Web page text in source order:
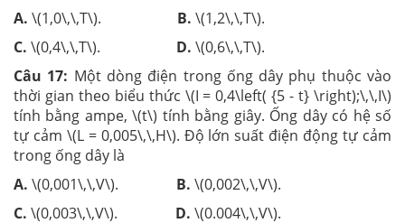
A. \(1,0\,\,T\). B. \(1,2\,\,T\).
C. \(0,4\,\,T\). D. \(0,6\,\,T\).
Câu 17: Một dòng điện trong ống dây phụ thuộc vào
thời gian theo biểu thức \(I = 0,4\left( {5 - t} \right);\,\,I\)
tính bằng ampe, \(t\) tính bằng giây. Ống dây có hệ số
tự cảm \(L = 0,005\,\,H\). Độ lớn suất điện động tự cảm
trong ống dây là
A. \(0,001\,\,V\). B. \(0,002\,\,V\).
C. \(0,003\,\,V\). D. \(0.004\,\,V\).